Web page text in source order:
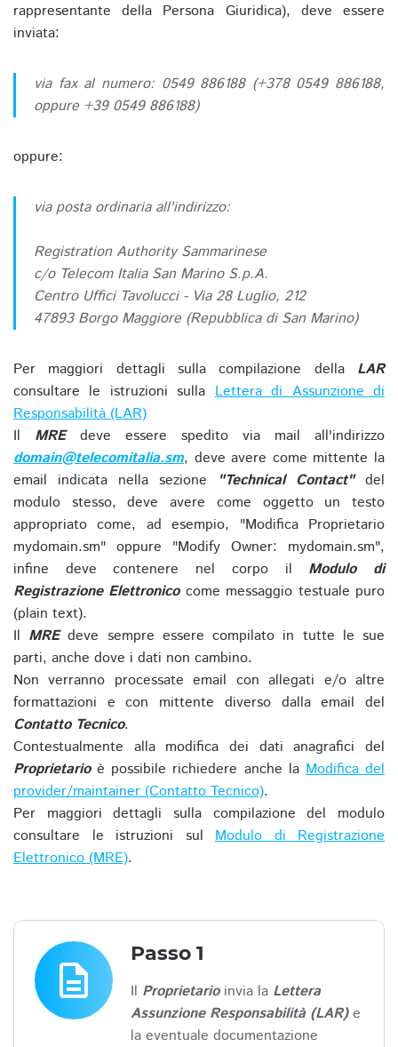
rappresentante della Persona Giuridica), deve essere
inviata:
via fax al numero: 0549 886188 (+378 0549 886188,
oppure +39 0549 886188)
oppure:
via posta ordinaria all'indirizzo:
Registration Authority Sammarinese
c/o Telecom Italia San Marino S.p.A.
Centro Uffici Tavolucci - Via 28 Luglio, 212
47893 Borgo Maggiore (Repubblica di San Marino)
Per maggiori dettagli sulla compilazione della LAR
consultare le istruzioni sullaLettera di Assunzione di
Responsabilità (LAR)
Il MREdeve essere spedito via mail all'indirizzo
domain@telecomitalia.sm, deve avere come mittente la
email indicata nella sezione
"Technical Contact"del
modulo stesso, deve avere come oggetto un testo
appropriato come, ad esempio, "Modifica Proprietario
mydomain.sm" oppure "Modify Owner: mydomain.sm",
infine deve contenere nel corpo il Modulo di
Registrazione Elettronicocome messaggio testuale puro
(plain text).
Il MREdeve sempre essere compilato in tutte le sue
parti, anche dove i dati non cambino.
Non verranno processate email con allegati e/o altre
formattazioni e con mittente diverso dalla email del
Contatto Tecnico.
Contestualmente alla modifica dei dati anagrafici del
Proprietarioè possibile richiedere anche laModifica del
provider/maintainer (Contatto Tecnico).
Per maggiori dettagli sulla compilazione del modulo
consultare le istruzioni sul Modulo di Registrazione
Elettronico (MRE).
description
Passo 1
Il Proprietarioinvia la Lettera
Assunzione Responsabilità (LAR)e
la eventuale documentazione